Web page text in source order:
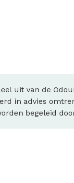
uit van de
in advies
begeleid